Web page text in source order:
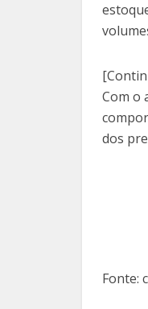
Com o
dos
Fonte: